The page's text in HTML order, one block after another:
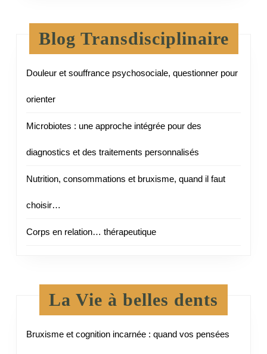
Blog Transdisciplinaire
Douleur et souffrance psychosociale, questionner pour
orienter
Microbiotes : une approche intégrée pour des
diagnostics et des traitements personnalisés
Nutrition, consommations et bruxisme, quand il faut
choisir…
Corps en relation… thérapeutique
La Vie à belles dents
Bruxisme et cognition incarnée : quand vos pensées